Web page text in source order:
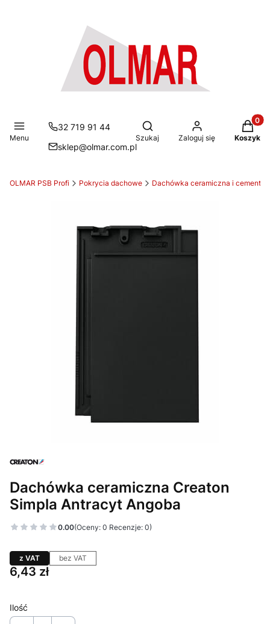
Menu
32 719 91 44
sklep@olmar.com.pl
Otwórz wyszukiwarkę
Szukaj Zaloguj się Koszyk
OLMAR PSB Profi Pokrycia dachowe Dachówka ceramiczna i
Dachówka ceramiczna Creaton
Simpla Antracyt Angoba
0.00(Oceny: 0 Recenzje: 0)
z VAT bez VAT
Cena
6,43 zł
Ilość